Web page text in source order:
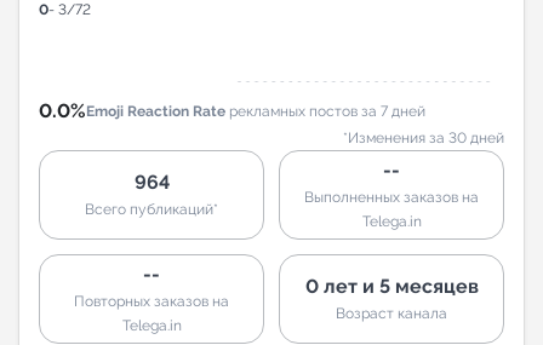
0- 3/72
0.0%Emoji Reaction Rate рекламных постов за 7 дней
*Изменения за 30 дней
964
Всего публикаций*
--
Выполненных заказов на
Telega.in
--
Повторных заказов на
Telega.in
0 лет и 5 месяцев
Возраст канала